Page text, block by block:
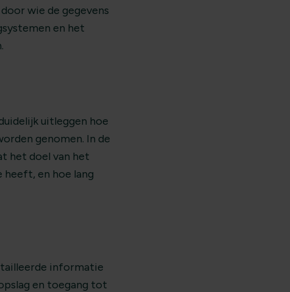
wie de gegevens
en het
uitleggen hoe
genomen. In de
het doel van het
en hoe lang
informatie
en toegang tot